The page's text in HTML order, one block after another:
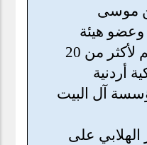
موسى
وعضو هيئة
التدريس في القسم لأكثر من 20
أردنية
آل البيت
الهلابي على